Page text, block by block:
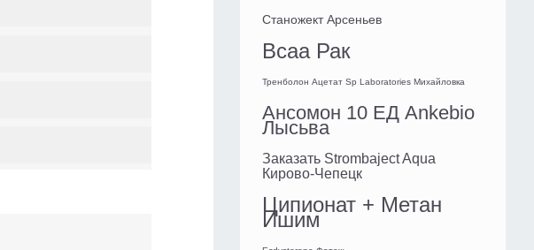
Станожект Арсеньев
Bcaa Рак
Тренболон Ацетат Sp Laboratories Михайловка
Ансомон 10 ЕД Ankebio
Лысьва
Заказать Strombaject Aqua
Кирово-Чепецк
Ципионат + Метан
Ишим